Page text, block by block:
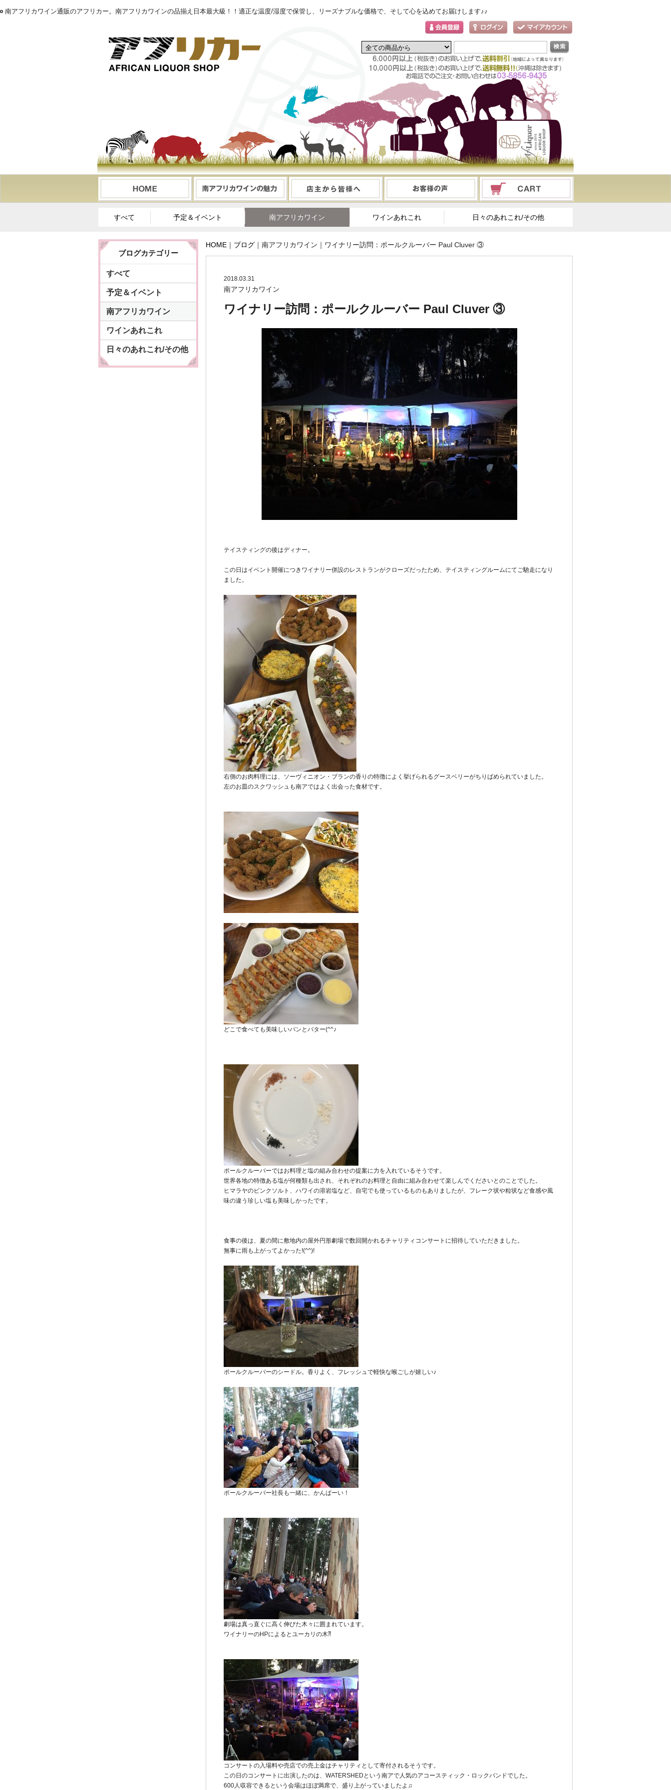
南アフリカワイン通販のアフリカー。南アフリカワインの品揃え日本最大級！！適正な温度/湿度で保管し、リーズナブルな価格で、そして心を込めてお届けします♪♪
すべて 予定＆イベント 南アフリカワイン ワインあれこれ 日々のあれこれ/その他
HOME ｜ ブログ ｜南アフリカワイン｜ワイナリー訪問：ポールクルーバー Paul Cluver ③
2018.03.31
南アフリカワイン
ワイナリー訪問：ポールクルーバー Paul Cluver ③
テイスティングの後はディナー。
この日はイベント開催につきワイナリー併設のレストランがクローズだったため、テイスティングルームにてご馳走になり
ました。
右側のお肉料理には、ソーヴィニオン・ブランの香りの特徴によく挙げられるグースベリーがちりばめられていました。
左のお皿のスクワッシュも南アではよく出会った食材です。
どこで食べても美味しいパンとバター(^^♪
ポールクルーバーではお料理と塩の組み合わせの提案に力を入れているそうです。
世界各地の特徴ある塩が何種類も出され、それぞれのお料理と自由に組み合わせて楽しんでくださいとのことでした。
ヒマラヤのピンクソルト、ハワイの溶岩塩など、自宅でも使っているものもありましたが、フレーク状や粒状など食感や風
味の違う珍しい塩も美味しかったです。
食事の後は、夏の間に敷地内の屋外円形劇場で数回開かれるチャリティコンサートに招待していただきました。
無事に雨も上がってよかった!(^^)!
ポールクルーバーのシードル。香りよく、フレッシュで軽快な喉ごしが嬉しい♪
ポールクルーバー社長も一緒に、かんぱーい！
劇場は真っ直ぐに高く伸びた木々に囲まれています。
ワイナリーのHPによるとユーカリの木⁈
コンサートの入場料や売店での売上金はチャリティとして寄付されるそうです。
この日のコンサートに出演したのは、WATERSHEDという南アで人気のアコースティック・ロックバンドでした。
600人収容できるという会場はほぼ満席で、盛り上がっていましたよ♫
ブログカテゴリー
すべて
予定＆イベント
南アフリカワイン
ワインあれこれ
日々のあれこれ/その他